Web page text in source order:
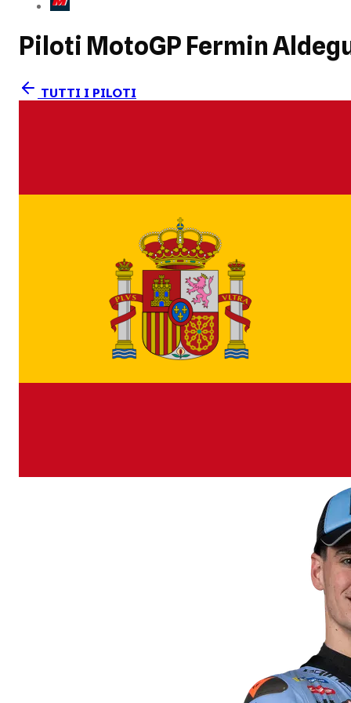
Piloti MotoGP Fermin
TUTTI I PILOTI